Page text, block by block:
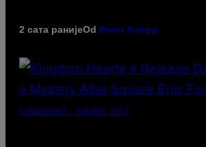
2 сата ранијеOd Brent Koepp
SCREENSHOT: SQUARE ENIX